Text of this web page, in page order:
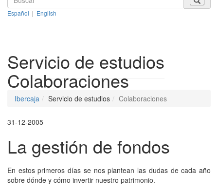
Español | English
Servicio de estudios
Colaboraciones
Ibercaja Servicio de estudios Colaboraciones
31-12-2005
La gestión de fondos
En estos primeros días se nos plantean las dudas de cada año
sobre dónde y cómo invertir nuestro patrimonio.